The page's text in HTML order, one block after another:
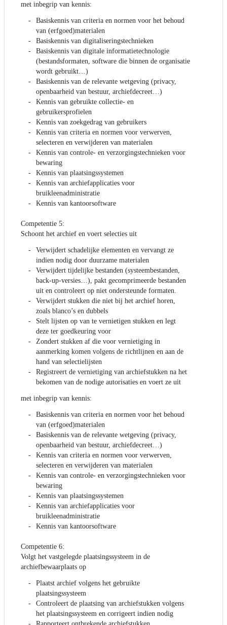
met inbegrip van kennis:
Basiskennis van criteria en normen voor het behoud
van (erfgoed)materialen
Basiskennis van digitaliseringstechnieken
Basiskennis van digitale informatietechnologie
(bestandsformaten, software die binnen de organisatie
wordt gebruikt…)
Basiskennis van de relevante wetgeving (privacy,
openbaarheid van bestuur, archiefdecreet…)
Kennis van gebruikte collectie- en
gebruikersprofielen
Kennis van zoekgedrag van gebruikers
Kennis van criteria en normen voor verwerven,
selecteren en verwijderen van materialen
Kennis van controle- en verzorgingstechnieken voor
bewaring
Kennis van plaatsingssystemen
Kennis van archiefapplicaties voor
bruikleenadministratie
Kennis van kantoorsoftware
Competentie 5:
Schoont het archief en voert selecties uit
Verwijdert schadelijke elementen en vervangt ze
indien nodig door duurzame materialen
Verwijdert tijdelijke bestanden (systeembestanden,
back-up-versies…), pakt gecomprimeerde bestanden
uit en controleert op niet ondersteunde formaten.
Verwijdert stukken die niet bij het archief horen,
zoals blanco’s en dubbels
Stelt lijsten op van te vernietigen stukken en legt
deze ter goedkeuring voor
Zondert stukken af die voor vernietiging in
aanmerking komen volgens de richtlijnen en aan de
hand van selectielijsten
Registreert de vernietiging van archiefstukken na het
bekomen van de nodige autorisaties en voert ze uit
met inbegrip van kennis:
Basiskennis van criteria en normen voor het behoud
van (erfgoed)materialen
Basiskennis van de relevante wetgeving (privacy,
openbaarheid van bestuur, archiefdecreet…)
Kennis van criteria en normen voor verwerven,
selecteren en verwijderen van materialen
Kennis van controle- en verzorgingstechnieken voor
bewaring
Kennis van plaatsingssystemen
Kennis van archiefapplicaties voor
bruikleenadministratie
Kennis van kantoorsoftware
Competentie 6:
Volgt het vastgelegde plaatsingssysteem in de
archiefbewaarplaats op
Plaatst archief volgens het gebruikte
plaatsingssysteem
Controleert de plaatsing van archiefstukken volgens
het plaatsingssysteem en corrigeert indien nodig